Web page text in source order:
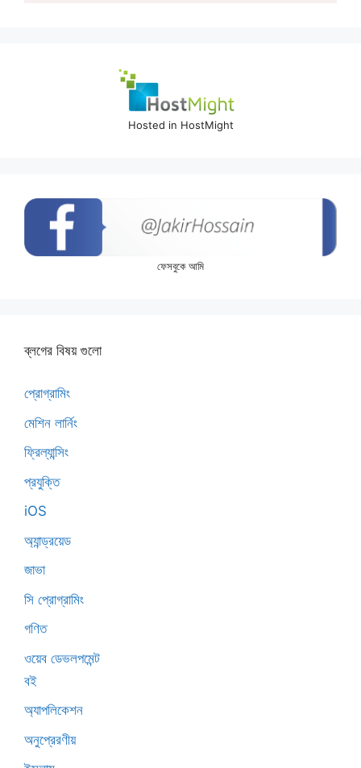
Hosted in HostMight
ফেসবুকে আমি
ব্লগের বিষয় গুলো
প্রোগ্রামিং
মেশিন লার্নিং
ফ্রিল্যান্সিং
প্রযুক্তি
iOS
অ্যান্ড্রয়েড
জাভা
সি প্রোগ্রামিং
গণিত
ওয়েব ডেভলপমেন্ট
বই
অ্যাপলিকেশন
অনুপ্রেরণীয়